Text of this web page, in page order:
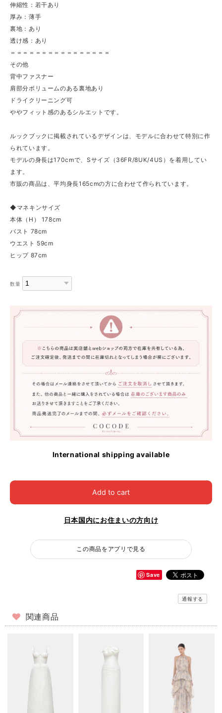
伸縮性：若干あり
厚み：薄手
裏地：あり
透け感：あり
＝＝＝＝＝＝＝＝＝＝＝＝＝＝＝＝
その他
背中ファスナー
肩部分ボリュームのある裏地あり
ドライクリーニング可
ややフィット感のあるシルエットです。
ルックブックに掲載されているデザインは、モデルに合わせて特別に作
られています。
モデルの身長は170cmで、Sサイズ（36FR/8UK/4US）を着用してい
ます。
市販の商品は、平均身長165cmの方に合わせて作られています。
◆マネキンサイズ
本体（H） 178cm
バスト 78cm
ウエスト 59cm
ヒップ 87cm
数量
International shipping available
Add to cart
日本国内にお住まいの方向け
この商品をアプリで見る
Save
通報する
関連商品